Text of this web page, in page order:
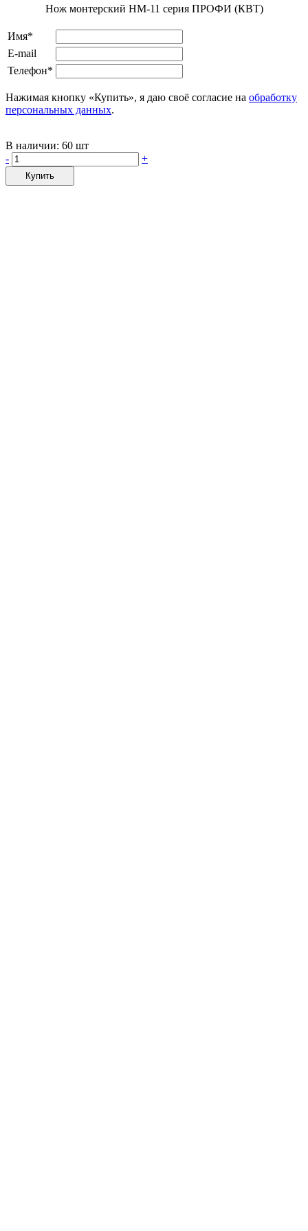
Нож монтерский НМ-11 серия ПРОФИ (КВТ)
Имя*
E-mail
Телефон*
Нажимая кнопку «Купить», я даю своё согласие на обработку
персональных данных.
В наличии: 60 шт
-
+
Купить